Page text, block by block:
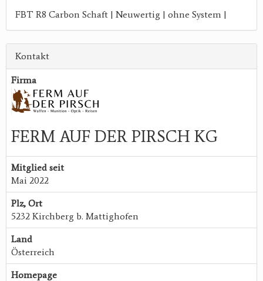
FBT R8 Carbon Schaft | Neuwertig | ohne System |
Kontakt
Firma
FERM AUF DER PIRSCH KG
Mitglied seit
Mai 2022
Plz, Ort
5232 Kirchberg b. Mattighofen
Land
Österreich
Homepage